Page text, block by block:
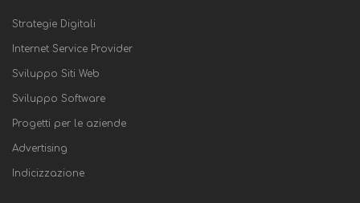
Strategie Digitali
Internet Service Provider
Sviluppo Siti Web
Sviluppo Software
Progetti per le aziende
Advertising
Indicizzazione